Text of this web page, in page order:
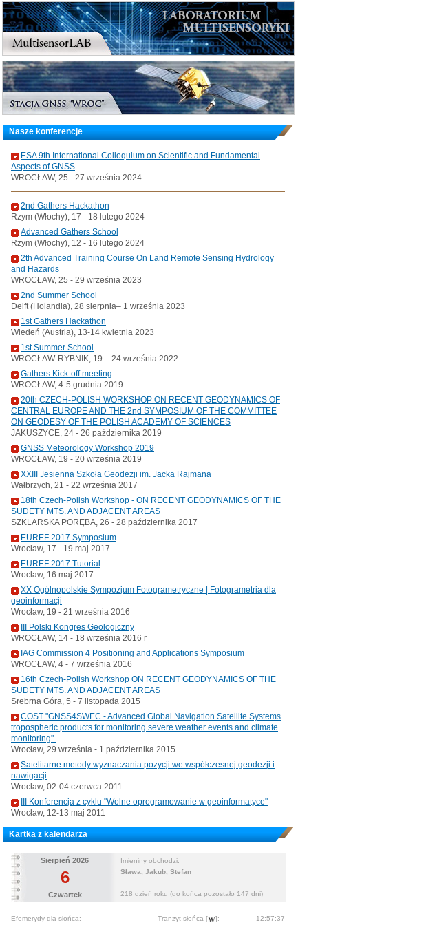
Nasze konferencje
ESA 9th International Colloquium on Scientific and Fundamental
Aspects of GNSS
WROCŁAW, 25 - 27 września 2024
2nd Gathers Hackathon
Rzym (Włochy), 17 - 18 lutego 2024
Advanced Gathers School
Rzym (Włochy), 12 - 16 lutego 2024
2th Advanced Training Course On Land Remote Sensing Hydrology
and Hazards
WROCŁAW, 25 - 29 września 2023
2nd Summer School
Delft (Holandia), 28 sierpnia– 1 września 2023
1st Gathers Hackathon
Wiedeń (Austria), 13-14 kwietnia 2023
1st Summer School
WROCŁAW-RYBNIK, 19 – 24 września 2022
Gathers Kick-off meeting
WROCŁAW, 4-5 grudnia 2019
20th CZECH-POLISH WORKSHOP ON RECENT GEODYNAMICS OF
CENTRAL EUROPE AND THE 2nd SYMPOSIUM OF THE COMMITTEE
ON GEODESY OF THE POLISH ACADEMY OF SCIENCES
JAKUSZYCE, 24 - 26 października 2019
GNSS Meteorology Workshop 2019
WROCŁAW, 19 - 20 września 2019
XXIII Jesienna Szkoła Geodezji im. Jacka Rajmana
Wałbrzych, 21 - 22 września 2017
18th Czech-Polish Workshop - ON RECENT GEODYNAMICS OF THE
SUDETY MTS. AND ADJACENT AREAS
SZKLARSKA PORĘBA, 26 - 28 października 2017
EUREF 2017 Symposium
Wrocław, 17 - 19 maj 2017
EUREF 2017 Tutorial
Wrocław, 16 maj 2017
XX Ogólnopolskie Sympozjum Fotogrametryczne | Fotogrametria dla
geoinformacji
Wrocław, 19 - 21 września 2016
III Polski Kongres Geologiczny
WROCŁAW, 14 - 18 września 2016 r
IAG Commission 4 Positioning and Applications Symposium
WROCŁAW, 4 - 7 września 2016
16th Czech-Polish Workshop ON RECENT GEODYNAMICS OF THE
SUDETY MTS. AND ADJACENT AREAS
Srebrna Góra, 5 - 7 listopada 2015
COST "GNSS4SWEC - Advanced Global Navigation Satellite Systems
tropospheric products for monitoring severe weather events and climate
monitoring".
Wrocław, 29 września - 1 października 2015
Satelitarne metody wyznaczania pozycji we współczesnej geodezji i
nawigacji
Wrocław, 02-04 czerwca 2011
III Konferencja z cyklu "Wolne oprogramowanie w geoinformatyce"
Wrocław, 12-13 maj 2011
Kartka z kalendarza
Sierpień 2026
Imieniny obchodzi:
Sława, Jakub, Stefan
218 dzień roku (do końca pozostało 147 dni)
6
Czwartek
Efemerydy dla słońca: Tranzyt słońca [ ]: 12:57:37